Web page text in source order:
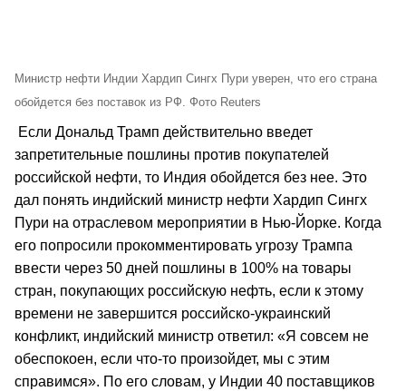
Министр нефти Индии Хардип Сингх Пури уверен, что его страна
обойдется без поставок из РФ. Фото Reuters
Если Дональд Трамп действительно введет
запретительные пошлины против покупателей
российской нефти, то Индия обойдется без нее. Это
дал понять индийский министр нефти Хардип Сингх
Пури на отраслевом мероприятии в Нью-Йорке. Когда
его попросили прокомментировать угрозу Трампа
ввести через 50 дней пошлины в 100% на товары
стран, покупающих российскую нефть, если к этому
времени не завершится российско-украинский
конфликт, индийский министр ответил: «Я совсем не
обеспокоен, если что-то произойдет, мы с этим
справимся». По его словам, у Индии 40 поставщиков